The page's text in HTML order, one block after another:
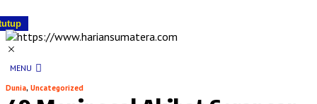
MENU
Dunia, Uncategorized